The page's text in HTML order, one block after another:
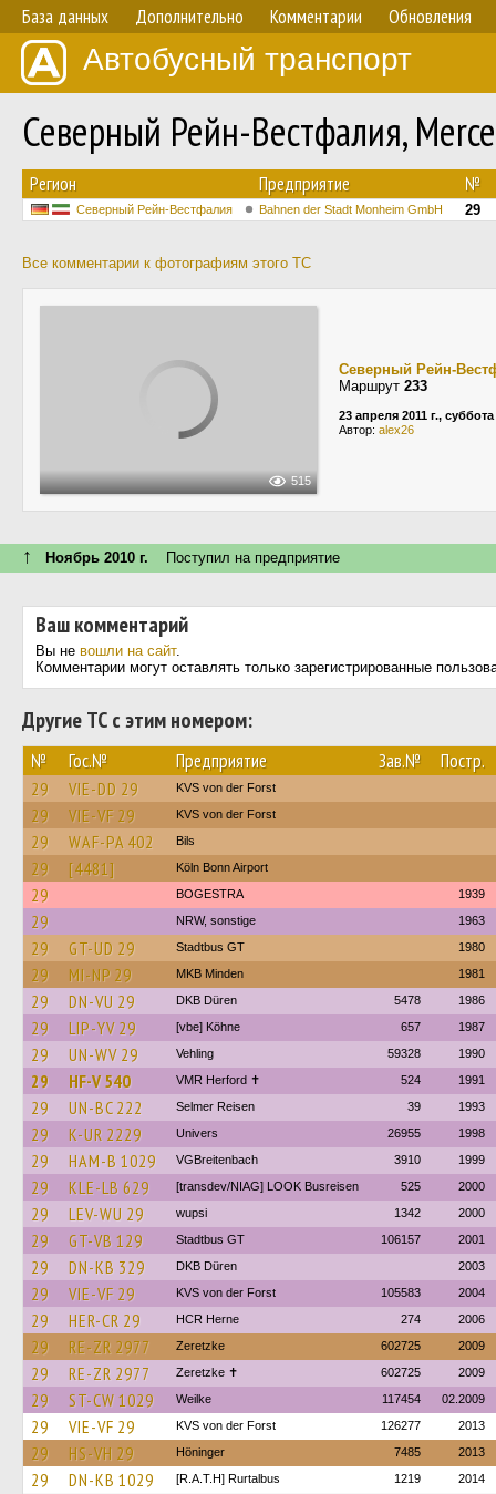
База данных Дополнительно Комментарии Обновления
Автобусный транспорт
Северный Рейн-Вестфалия,
Регион Предприятие №
Северный Рейн-Вестфалия Bahnen der Stadt Monheim GmbH 29
Все комментарии к фотографиям этого ТС
515
Северный Рейн-
Маршрут 233
23 апреля 2011 г., суббота
Автор: alex26
↑ Ноябрь 2010 г. Поступил на предприятие
Ваш комментарий
Вы не вошли на сайт.
Комментарии могут оставлять только зарегистрированные
Другие ТС с этим номером:
№ Гос.№ Предприятие Зав.№ Постр.
29 VIE-DD 29 KVS von der Forst
29 VIE-VF 29 KVS von der Forst
29 WAF-PA 402 Bils
29 [4481] Köln Bonn Airport
29 BOGESTRA 1939
29 NRW, sonstige 1963
29 GT-UD 29 Stadtbus GT 1980
29 MI-NP 29 MKB Minden 1981
29 DN-VU 29 DKB Düren 5478 1986
29 LIP-YV 29 [vbe] Köhne 657 1987
29 UN-WV 29 Vehling 59328 1990
29 HF-V 540 VMR Herford ✝ 524 1991
29 UN-BC 222 Selmer Reisen 39 1993
29 K-UR 2229 Univers 26955 1998
29 HAM-B 1029 VGBreitenbach 3910 1999
29 KLE-LB 629 [transdev/NIAG] LOOK Busreisen 525 2000
29 LEV-WU 29 wupsi 1342 2000
29 GT-VB 129 Stadtbus GT 106157 2001
29 DN-KB 329 DKB Düren 2003
29 VIE-VF 29 KVS von der Forst 105583 2004
29 HER-CR 29 HCR Herne 274 2006
29 RE-ZR 2977 Zeretzke 602725 2009
29 RE-ZR 2977 Zeretzke ✝ 602725 2009
29 ST-CW 1029 Weilke 117454 02.2009
29 VIE-VF 29 KVS von der Forst 126277 2013
29 HS-VH 29 Höninger 7485 2013
29 DN-KB 1029 [R.A.T.H] Rurtalbus 1219 2014